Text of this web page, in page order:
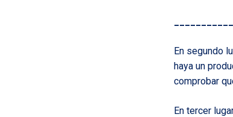
En segundo
haya un
comprobar
En tercer